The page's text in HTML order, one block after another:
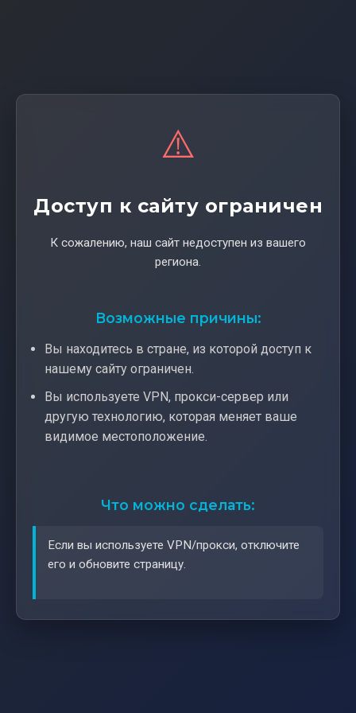
⚠️
Доступ к сайту ограничен
К сожалению, наш сайт недоступен из вашего
региона.
Возможные причины:
Вы находитесь в стране, из которой доступ к
нашему сайту ограничен.
Вы используете VPN, прокси-сервер или
другую технологию, которая меняет ваше
видимое местоположение.
Что можно сделать:
Если вы используете VPN/прокси, отключите
его и обновите страницу.